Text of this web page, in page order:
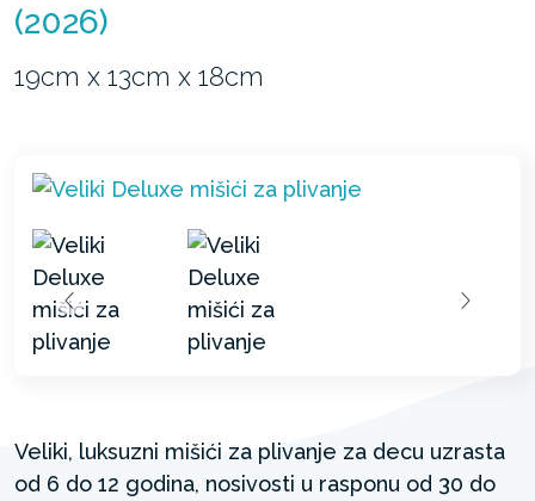
(2026)
19cm x 13cm x 18cm
Veliki, luksuzni mišići za plivanje za decu uzrasta
od 6 do 12 godina, nosivosti u rasponu od 30 do